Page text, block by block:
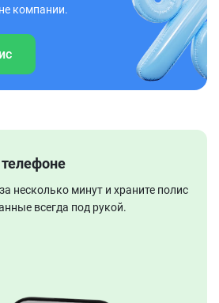
компании.
несколько минут и храните полис
всегда под рукой.